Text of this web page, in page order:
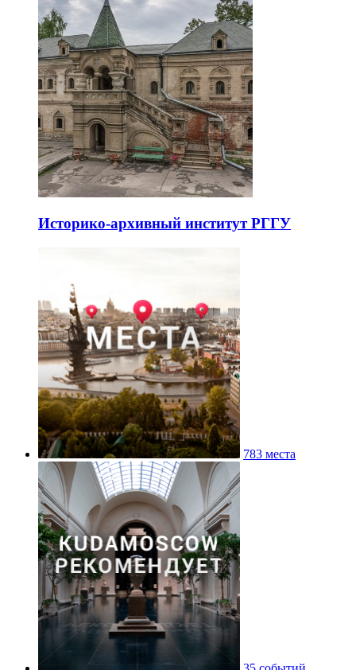
Историко-архивный институт РГГУ
783 места